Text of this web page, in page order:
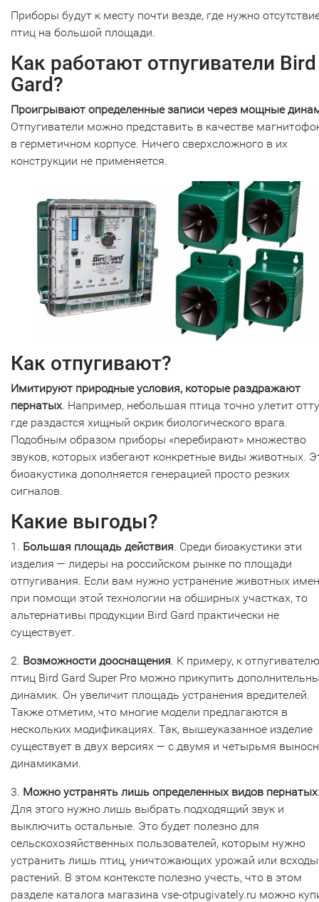
Приборы будут к месту почти везде, где нужно
птиц на большой площади.
Как работают отпугиватели Bird
Gard?
Проигрывают определенные записи через мощные
Отпугиватели можно представить в качестве
в герметичном корпусе. Ничего сверхсложного в их
конструкции не применяется.
Как отпугивают?
Имитируют природные условия, которые раздражают
пернатых. Например, небольшая птица точно улетит
где раздастся хищный окрик биологического врага.
Подобным образом приборы «перебирают» множество
звуков, которых избегают конкретные виды животных.
биоакустика дополняется генерацией просто резких
сигналов.
Какие выгоды?
1. Большая площадь действия. Среди биоакустики эти
изделия — лидеры на российском рынке по площади
отпугивания. Если вам нужно устранение животных
при помощи этой технологии на обширных участках, то
альтернативы продукции Bird Gard практически не
существует.
2. Возможности дооснащения. К примеру, к отпугивателю
птиц Bird Gard Super Pro можно прикупить
динамик. Он увеличит площадь устранения вредителей.
Также отметим, что многие модели предлагаются в
нескольких модификациях. Так, вышеуказанное изделие
существует в двух версиях — с двумя и четырьмя
динамиками.
3. Можно устранять лишь определенных видов пернатых
Для этого нужно лишь выбрать подходящий звук и
выключить остальные. Это будет полезно для
сельскохозяйственных пользователей, которым нужно
устранить лишь птиц, уничтожающих урожай или всходы
растений. В этом контексте полезно учесть, что в этом
разделе каталога магазина vse-otpugivately.ru можно